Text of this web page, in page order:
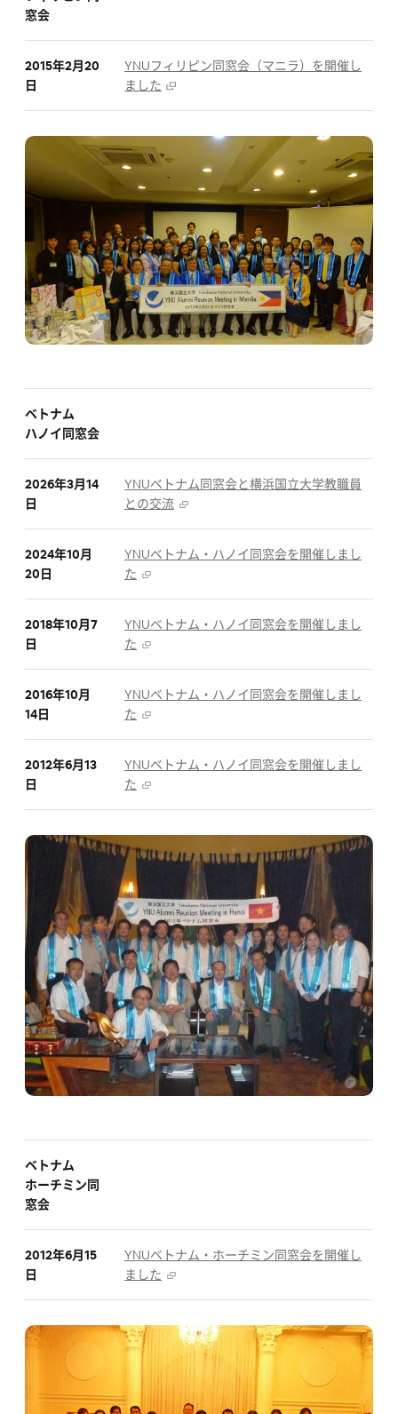
窓会
2015年2月20
日
YNUフィリピン同窓会（マニラ）を開催し
ました
ベトナム
ハノイ同窓会
2026年3月14
日
YNUベトナム同窓会と横浜国立大学教職員
との交流
2024年10月
20日
YNUベトナム・ハノイ同窓会を開催しまし
た
2018年10月7
日
YNUベトナム・ハノイ同窓会を開催しまし
た
2016年10月
14日
YNUベトナム・ハノイ同窓会を開催しまし
た
2012年6月13
日
YNUベトナム・ハノイ同窓会を開催しまし
た
ベトナム
ホーチミン同
窓会
2012年6月15
日
YNUベトナム・ホーチミン同窓会を開催し
ました